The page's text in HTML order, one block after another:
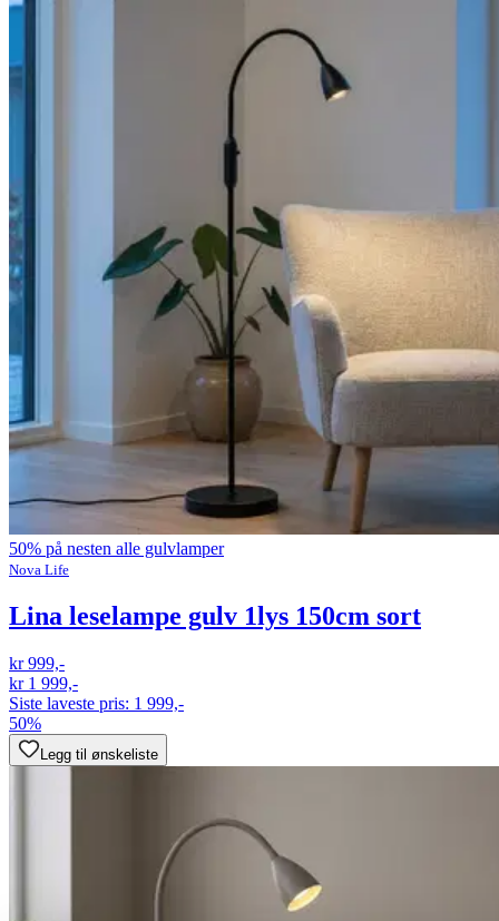
50% på nesten alle gulvlamper
Nova Life
Lina leselampe gulv 1lys 150cm sort
kr 999,-
kr 1 999,-
Siste laveste pris: 1 999,-
50%
Legg til ønskeliste